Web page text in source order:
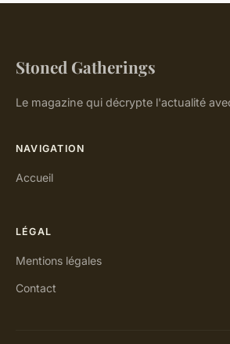
Stoned Gatherings
Le magazine qui décrypte l'actualité
NAVIGATION
Accueil
LÉGAL
Mentions légales
Contact